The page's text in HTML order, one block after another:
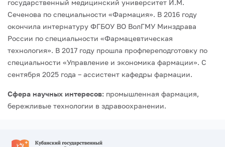
государственный медицинский университет И.М.
Сеченова по специальности «Фармация». В 2016 году
окончила интернатуру ФГБОУ ВО ВолГМУ Минздрава
России по специальности «Фармацевтическая
технология». В 2017 году прошла профпереподготовку по
специальности «Управление и экономика фармации». С
сентября 2025 года – ассистент кафедры фармации.
Сфера научных интересов: промышленная фармация,
бережливые технологии в здравоохранении.